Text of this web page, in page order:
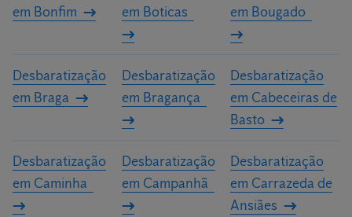
em Bonfim
em Boticas
em Bougado
Desbaratização
em Braga
Desbaratização
em Bragança
Desbaratização
em Cabeceiras de
Basto
Desbaratização
em Caminha
Desbaratização
em Campanhã
Desbaratização
em Carrazeda de
Ansiães